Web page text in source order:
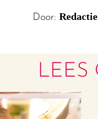
Door:
LEES